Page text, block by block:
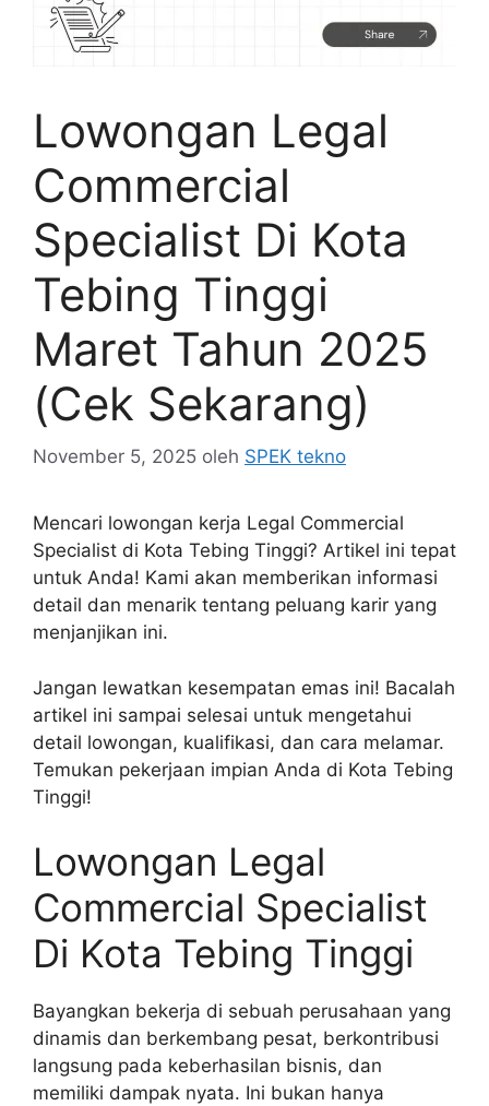
Lowongan Legal
Commercial
Specialist Di Kota
Tebing Tinggi
Maret Tahun 2025
(Cek Sekarang)
November 5, 2025 oleh SPEK tekno
Mencari lowongan kerja Legal Commercial
Specialist di Kota Tebing Tinggi? Artikel ini tepat
untuk Anda! Kami akan memberikan informasi
detail dan menarik tentang peluang karir yang
menjanjikan ini.
Jangan lewatkan kesempatan emas ini! Bacalah
artikel ini sampai selesai untuk mengetahui
detail lowongan, kualifikasi, dan cara melamar.
Temukan pekerjaan impian Anda di Kota Tebing
Tinggi!
Lowongan Legal
Commercial Specialist
Di Kota Tebing Tinggi
Bayangkan bekerja di sebuah perusahaan yang
dinamis dan berkembang pesat, berkontribusi
langsung pada keberhasilan bisnis, dan
memiliki dampak nyata. Ini bukan hanya